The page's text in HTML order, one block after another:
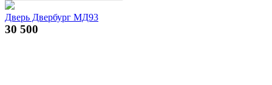
Дверь Двербург МД93
30 500